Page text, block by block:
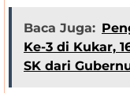
Baca Juga:
Ke-3 di Kukar,
SK dari